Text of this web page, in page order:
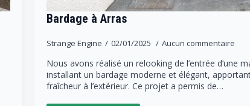
Bardage à Arras
Strange Engine 02/01/2025 Aucun commentaire
Nous avons réalisé un relooking de l’entrée d’une
installant un bardage moderne et élégant,
fraîcheur à l’extérieur. Ce projet a permis de…